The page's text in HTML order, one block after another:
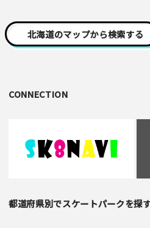
北海道のマップから検索する
CONNECTION
都道府県別でスケートパークを探